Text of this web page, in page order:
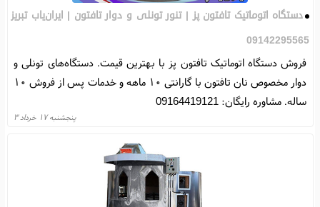
دستگاه اتوماتیک تافتون پز | تنور تونلی و دوار تافتون | ایران‌یاب تبریز
09142295565
فروش دستگاه اتوماتیک تافتون پز با بهترین قیمت. دستگاه‌های تونلی و
دوار مخصوص نان تافتون با گارانتی ۱۰ ماهه و خدمات پس از فروش ۱۰
ساله. مشاوره رایگان: 09164419121
پنجشنبه ۱۷ خرداد ۳